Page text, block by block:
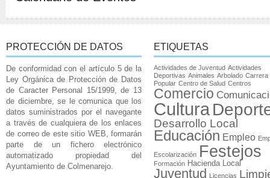
PROTECCIÓN DE DATOS
De conformidad con el artículo 5 de la
Ley Orgánica de Protección de Datos
de Caracter Personal 15/1999, de 13
de diciembre, se le comunica que los
datos suministrados por el navegante
a través de cualquiera de los enlaces
de correo de este sitio WEB, formarán
parte de un fichero electrónico
automatizado propiedad del
Ayuntamiento de Colmenarejo.
ETIQUETAS
Actividades de Juventud Actividades
Deportivas Animales Arbolado Carrera
Popular Centro de Salud Centros
Comercio
Cultura
Desarrollo Local
Educación Empleo
Escolarización Festejos
Formación Hacienda Local
Juventud Licencias